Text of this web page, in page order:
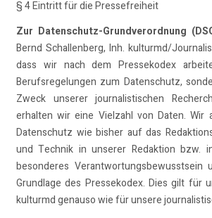
§ 4 Eintritt für die Pressefreiheit
Zur Datenschutz-Grundverordnung
Bernd Schallenberg, Inh. kulturmd/
dass wir nach dem Pressekodex
Berufsregelungen zum Datenschutz,
Zweck unserer journalistischen
erhalten wir eine Vielzahl von Daten.
Datenschutz wie bisher auf das
und Technik in unserer Redaktion bzw.
besonderes
Grundlage des Pressekodex. Dies gilt für
kulturmd genauso wie für unsere